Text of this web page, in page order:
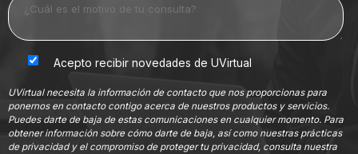
Acepto recibir novedades de UVirtual
UVirtual necesita la información de contacto que nos proporcionas para
ponernos en contacto contigo acerca de nuestros productos y servicios.
Puedes darte de baja de estas comunicaciones en cualquier momento. Para
obtener información sobre cómo darte de baja, así como nuestras prácticas
de privacidad y el compromiso de proteger tu privacidad, consulta nuestra